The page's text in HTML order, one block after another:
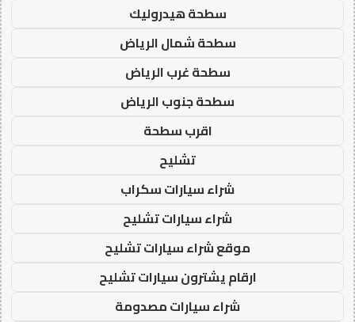
سطحة هيدروليك
سطحة شمال الرياض
سطحة غرب الرياض
سطحة جنوب الرياض
اقرب سطحة
تشليح
شراء سيارات سكراب
شراء سيارات تشليح
موقع شراء سيارات تشليح
ارقام يشترون سيارات تشليح
شراء سيارات مصدومة